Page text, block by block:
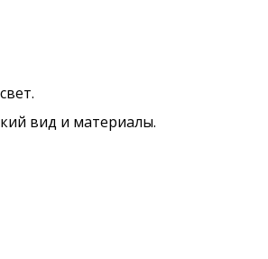
вид и материалы.